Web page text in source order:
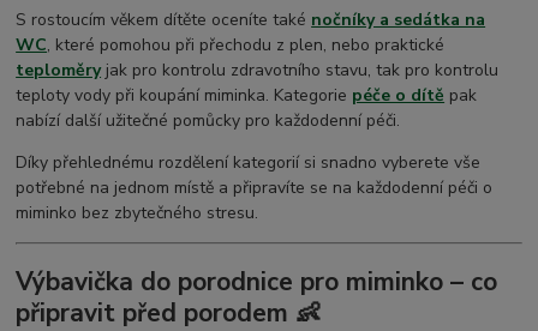
S rostoucím věkem dítěte oceníte také nočníky a sedátka na
WC, které pomohou při přechodu z plen, nebo praktické
teploměryjak pro kontrolu zdravotního stavu, tak pro kontrolu
teploty vody při koupání miminka. Kategorie péče o dítě pak
nabízí další užitečné pomůcky pro každodenní péči.
Díky přehlednému rozdělení kategorií si snadno vyberete vše
potřebné na jednom místě a připravíte se na každodenní péči o
miminko bez zbytečného stresu.
Výbavička do porodnice pro miminko – co
připravit před porodem 👶